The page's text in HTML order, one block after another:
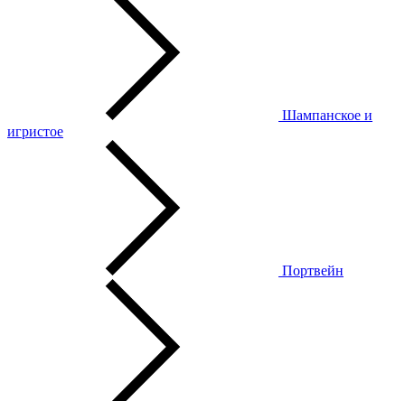
Шампанское и
игристое
Портвейн